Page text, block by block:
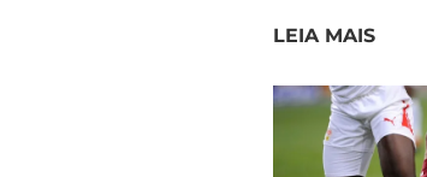
LEIA MAIS